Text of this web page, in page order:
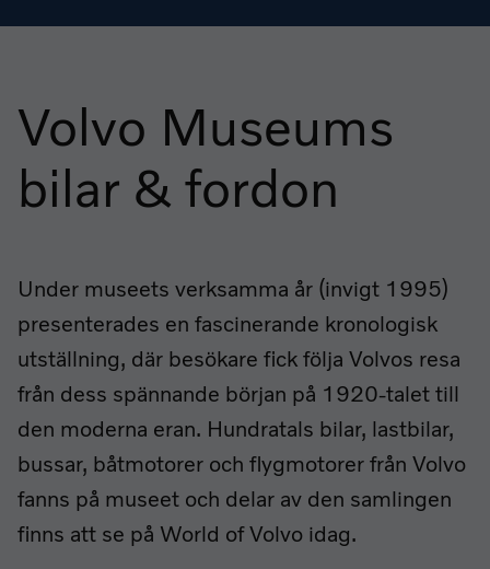
Volvo Museums
bilar & fordon
Under museets verksamma år (invigt 1995)
presenterades en fascinerande kronologisk
utställning, där besökare fick följa Volvos resa
från dess spännande början på 1920-talet till
den moderna eran. Hundratals bilar, lastbilar,
bussar, båtmotorer och flygmotorer från Volvo
fanns på museet och delar av den samlingen
finns att se på World of Volvo idag.